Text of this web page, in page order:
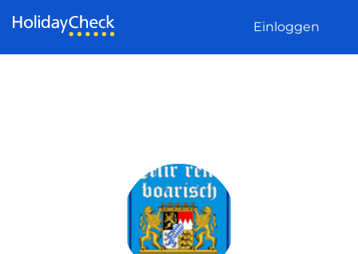
Einloggen